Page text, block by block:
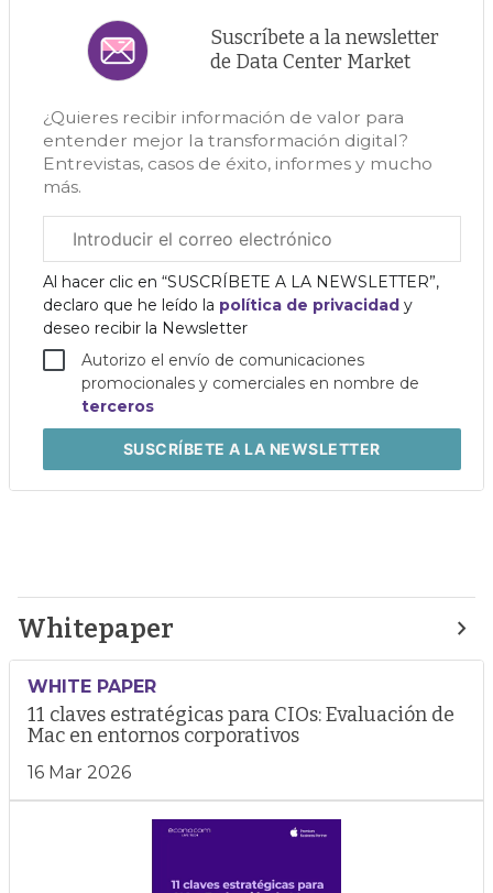
Suscríbete a la newsletter
de Data Center Market
¿Quieres recibir información de valor para
entender mejor la transformación digital?
Entrevistas, casos de éxito, informes y mucho
más.
electrónico
corporativo
Al hacer clic en “SUSCRÍBETE A LA NEWSLETTER”,
declaro que he leído la política de privacidad y
deseo recibir la Newsletter
Autorizo el envío de comunicaciones
promocionales y comerciales en nombre de
terceros
SUSCRÍBETEA LA NEWSLETTER
Whitepaper
WHITE PAPER
11 claves estratégicas para CIOs: Evaluación de
Mac en entornos corporativos
16 Mar 2026